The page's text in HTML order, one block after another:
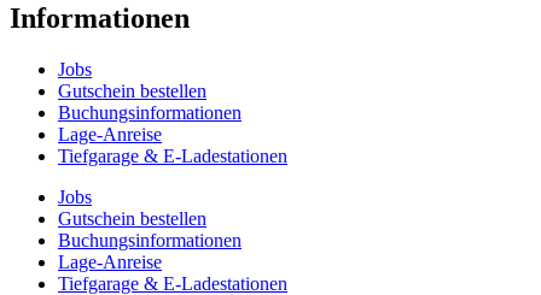
Informationen
Jobs
Gutschein bestellen
Buchungs­informationen
Lage-Anreise
Tiefgarage & E-Ladestationen
Jobs
Gutschein bestellen
Buchungs­informationen
Lage-Anreise
Tiefgarage & E-Ladestationen